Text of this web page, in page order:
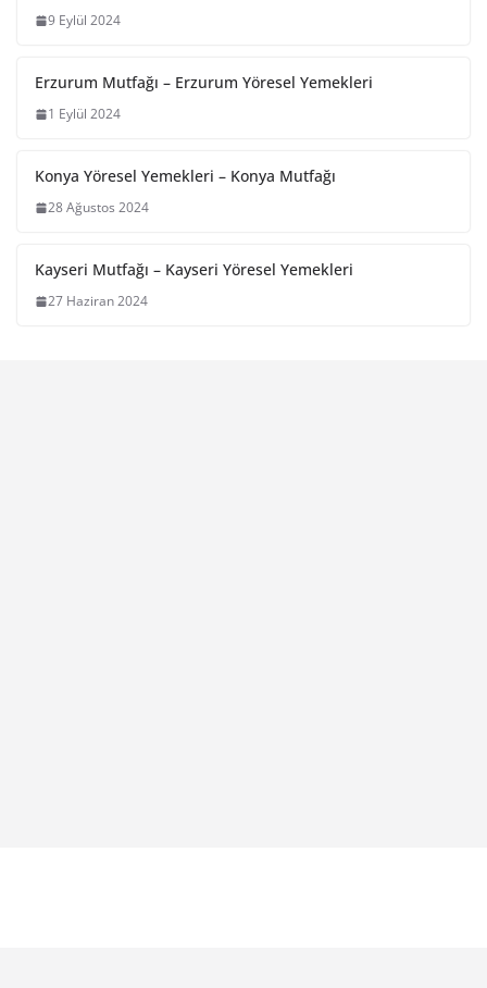
9 Eylül 2024
Erzurum Mutfağı – Erzurum Yöresel Yemekleri
1 Eylül 2024
Konya Yöresel Yemekleri – Konya Mutfağı
28 Ağustos 2024
Kayseri Mutfağı – Kayseri Yöresel Yemekleri
27 Haziran 2024